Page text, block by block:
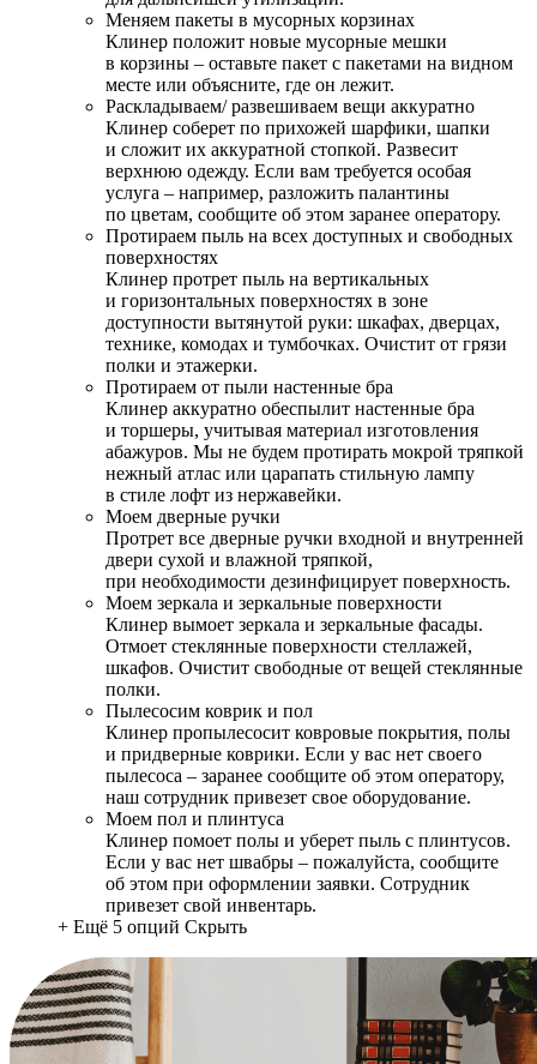
Меняем пакеты в мусорных корзинах
Клинер положит новые мусорные мешки
в корзины – оставьте пакет с пакетами на видном
месте или объясните, где он лежит.
Раскладываем/ развешиваем вещи аккуратно
Клинер соберет по прихожей шарфики, шапки
и сложит их аккуратной стопкой. Развесит
верхнюю одежду. Если вам требуется особая
услуга – например, разложить палантины
по цветам, сообщите об этом заранее оператору.
Протираем пыль на всех доступных и свободных
поверхностях
Клинер протрет пыль на вертикальных
и горизонтальных поверхностях в зоне
доступности вытянутой руки: шкафах, дверцах,
технике, комодах и тумбочках. Очистит от грязи
полки и этажерки.
Протираем от пыли настенные бра
Клинер аккуратно обеспылит настенные бра
и торшеры, учитывая материал изготовления
абажуров. Мы не будем протирать мокрой тряпкой
нежный атлас или царапать стильную лампу
в стиле лофт из нержавейки.
Моем дверные ручки
Протрет все дверные ручки входной и внутренней
двери сухой и влажной тряпкой,
при необходимости дезинфицирует поверхность.
Моем зеркала и зеркальные поверхности
Клинер вымоет зеркала и зеркальные фасады.
Отмоет стеклянные поверхности стеллажей,
шкафов. Очистит свободные от вещей стеклянные
полки.
Пылесосим коврик и пол
Клинер пропылесосит ковровые покрытия, полы
и придверные коврики. Если у вас нет своего
пылесоса – заранее сообщите об этом оператору,
наш сотрудник привезет свое оборудование.
Моем пол и плинтуса
Клинер помоет полы и уберет пыль с плинтусов.
Если у вас нет швабры – пожалуйста, сообщите
об этом при оформлении заявки. Сотрудник
привезет свой инвентарь.
+ Ещё 5 опций Скрыть